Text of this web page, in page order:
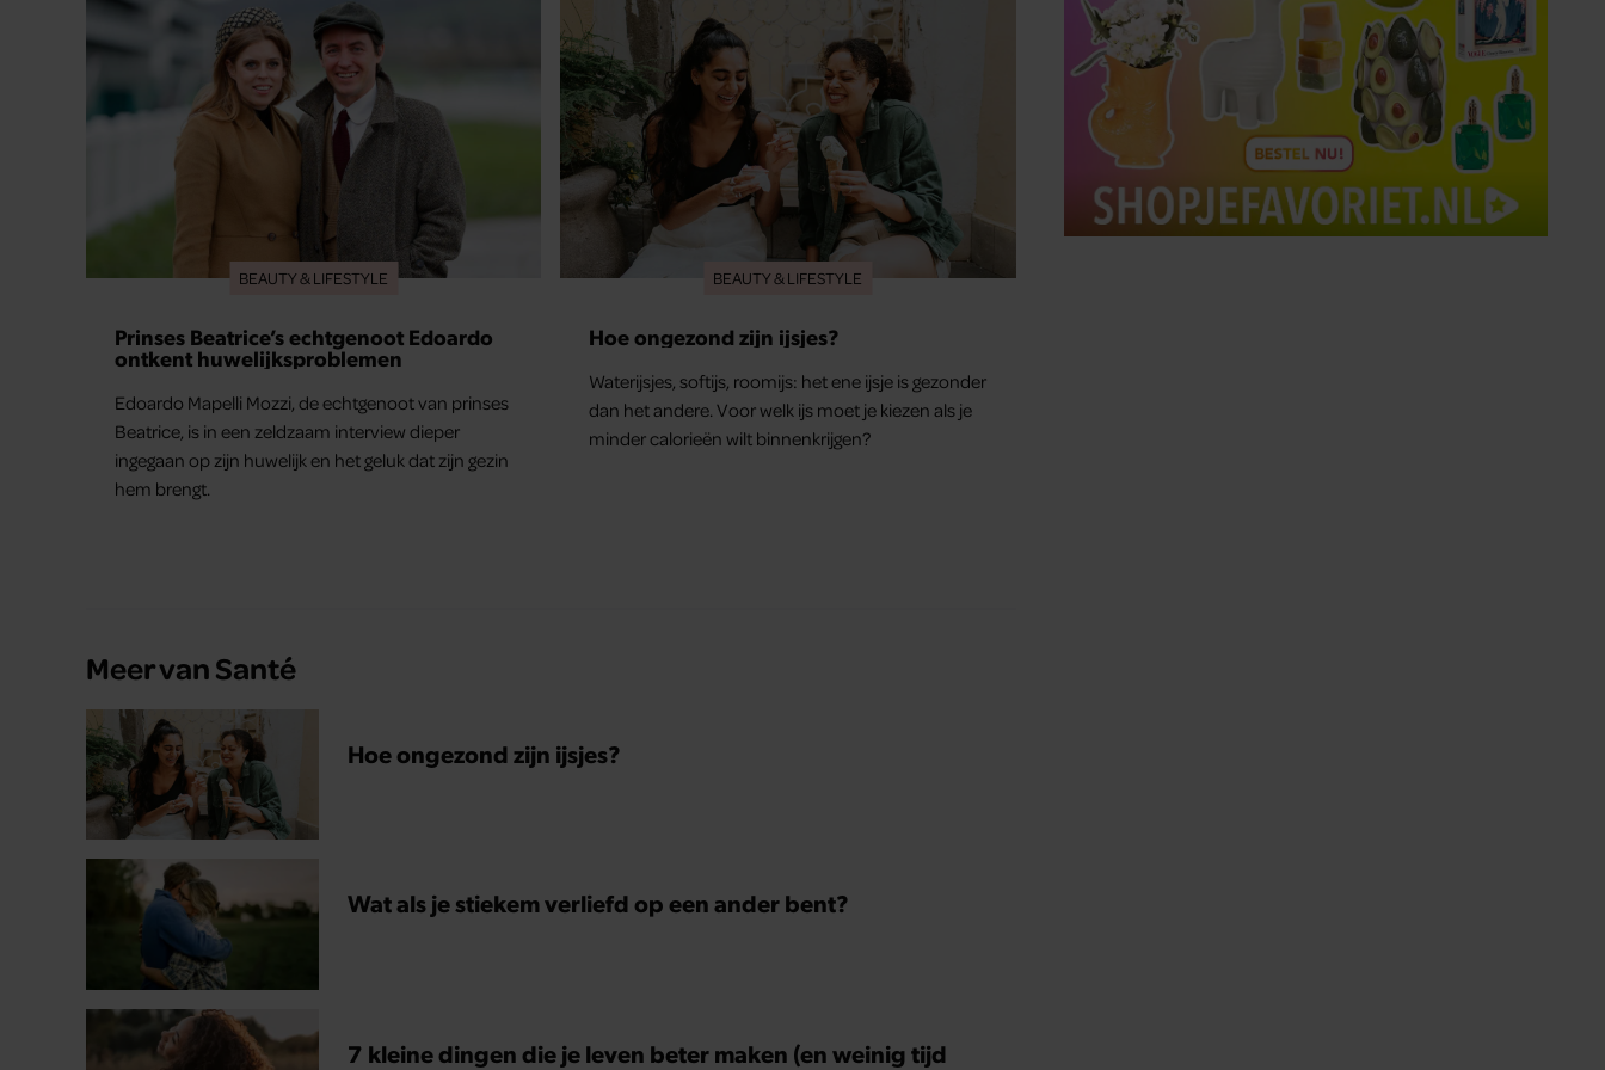
BEAUTY & LIFESTYLE
Prinses Beatrice’s echtgenoot Edoardo
ontkent huwelijksproblemen
Edoardo Mapelli Mozzi, de echtgenoot van prinses
Beatrice, is in een zeldzaam interview dieper
ingegaan op zijn huwelijk en het geluk dat zijn gezin
hem brengt.
BEAUTY & LIFESTYLE
Hoe ongezond zijn ijsjes?
Waterijsjes, softijs, roomijs: het ene ijsje is gezonder
dan het andere. Voor welk ijs moet je kiezen als je
minder calorieën wilt binnenkrijgen?
Meer van Santé
Hoe ongezond zijn ijsjes?
Wat als je stiekem verliefd op een ander bent?
7 kleine dingen die je leven beter maken (en weinig tijd